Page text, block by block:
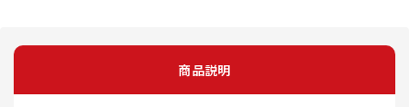
商品説明